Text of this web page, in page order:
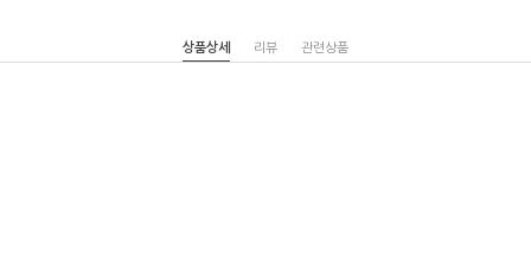
상품상세 리뷰 관련상품